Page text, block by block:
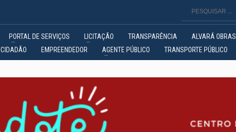
PORTAL DE SERVIÇOS LICITAÇÃO TRANSPARÊNCIA ALVARÁ OBRAS
CIDADÃO EMPREENDEDOR AGENTE PÚBLICO TRANSPORTE PÚBLICO